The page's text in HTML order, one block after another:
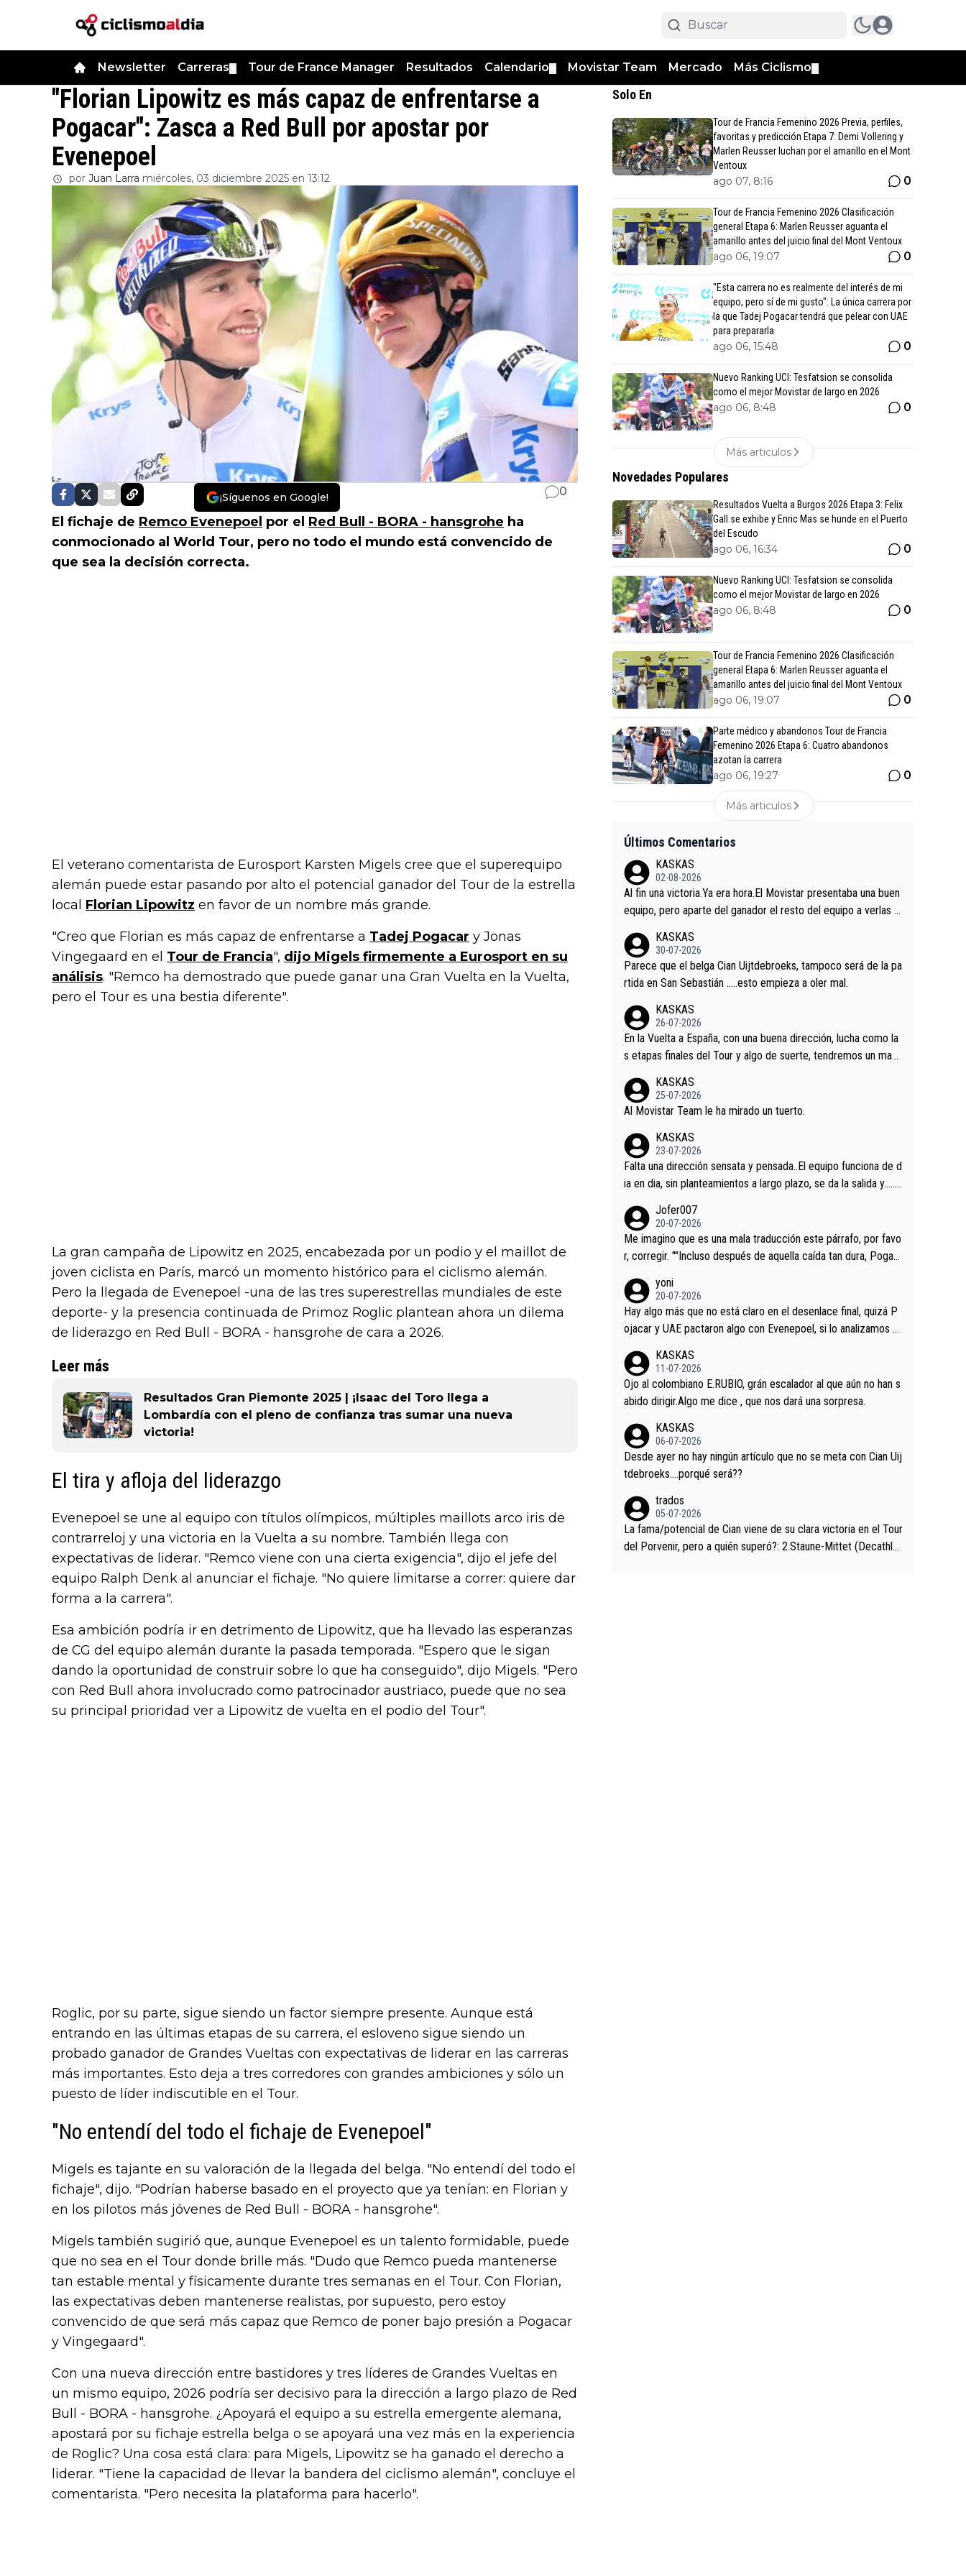
Newsletter Carreras Tour de France Manager Resultados Calendario Movistar Team Mercado Más Ciclismo
"Florian Lipowitz es más capaz de enfrentarse a
Pogacar": Zasca a Red Bull por apostar por
Evenepoel
por Juan Larra miércoles, 03 diciembre 2025 en 13:12
¡Síguenos en Google! 0
El fichaje de Remco Evenepoel por el Red Bull - BORA - hansgrohe ha
conmocionado al World Tour, pero no todo el mundo está convencido de
que sea la decisión correcta.
El veterano comentarista de Eurosport Karsten Migels cree que el superequipo
alemán puede estar pasando por alto el potencial ganador del Tour de la estrella
local Florian Lipowitz en favor de un nombre más grande.
"Creo que Florian es más capaz de enfrentarse a Tadej Pogacar y Jonas
Vingegaard en el Tour de Francia", dijo Migels firmemente a Eurosport en su
análisis. "Remco ha demostrado que puede ganar una Gran Vuelta en la Vuelta,
pero el Tour es una bestia diferente".
La gran campaña de Lipowitz en 2025, encabezada por un podio y el maillot de
joven ciclista en París, marcó un momento histórico para el ciclismo alemán.
Pero la llegada de Evenepoel -una de las tres superestrellas mundiales de este
deporte- y la presencia continuada de Primoz Roglic plantean ahora un dilema
de liderazgo en Red Bull - BORA - hansgrohe de cara a 2026.
Leer más
Resultados Gran Piemonte 2025 | ¡Isaac del Toro llega a
Lombardía con el pleno de confianza tras sumar una nueva
victoria!
El tira y afloja del liderazgo
Evenepoel se une al equipo con títulos olímpicos, múltiples maillots arco iris de
contrarreloj y una victoria en la Vuelta a su nombre. También llega con
expectativas de liderar. "Remco viene con una cierta exigencia", dijo el jefe del
equipo Ralph Denk al anunciar el fichaje. "No quiere limitarse a correr: quiere dar
forma a la carrera".
Esa ambición podría ir en detrimento de Lipowitz, que ha llevado las esperanzas
de CG del equipo alemán durante la pasada temporada. "Espero que le sigan
dando la oportunidad de construir sobre lo que ha conseguido", dijo Migels. "Pero
con Red Bull ahora involucrado como patrocinador austriaco, puede que no sea
su principal prioridad ver a Lipowitz de vuelta en el podio del Tour".
Roglic, por su parte, sigue siendo un factor siempre presente. Aunque está
entrando en las últimas etapas de su carrera, el esloveno sigue siendo un
probado ganador de Grandes Vueltas con expectativas de liderar en las carreras
más importantes. Esto deja a tres corredores con grandes ambiciones y sólo un
puesto de líder indiscutible en el Tour.
"No entendí del todo el fichaje de Evenepoel"
Migels es tajante en su valoración de la llegada del belga. "No entendí del todo el
fichaje", dijo. "Podrían haberse basado en el proyecto que ya tenían: en Florian y
en los pilotos más jóvenes de Red Bull - BORA - hansgrohe".
Migels también sugirió que, aunque Evenepoel es un talento formidable, puede
que no sea en el Tour donde brille más. "Dudo que Remco pueda mantenerse
tan estable mental y físicamente durante tres semanas en el Tour. Con Florian,
las expectativas deben mantenerse realistas, por supuesto, pero estoy
convencido de que será más capaz que Remco de poner bajo presión a Pogacar
y Vingegaard".
Con una nueva dirección entre bastidores y tres líderes de Grandes Vueltas en
un mismo equipo, 2026 podría ser decisivo para la dirección a largo plazo de Red
Bull - BORA - hansgrohe. ¿Apoyará el equipo a su estrella emergente alemana,
apostará por su fichaje estrella belga o se apoyará una vez más en la experiencia
de Roglic? Una cosa está clara: para Migels, Lipowitz se ha ganado el derecho a
liderar. "Tiene la capacidad de llevar la bandera del ciclismo alemán", concluye el
comentarista. "Pero necesita la plataforma para hacerlo".
Solo En
Tour de Francia Femenino 2026 Previa, perfiles,
favoritas y predicción Etapa 7: Demi Vollering y
Marlen Reusser luchan por el amarillo en el Mont
Ventoux
ago 07, 8:16 0
Tour de Francia Femenino 2026 Clasificación
general Etapa 6: Marlen Reusser aguanta el
amarillo antes del juicio final del Mont Ventoux
ago 06, 19:07 0
"Esta carrera no es realmente del interés de mi
equipo, pero sí de mi gusto": La única carrera por
la que Tadej Pogacar tendrá que pelear con UAE
para prepararla
ago 06, 15:48 0
Nuevo Ranking UCI: Tesfatsion se consolida
como el mejor Movistar de largo en 2026
ago 06, 8:48 0
Más articulos
Novedades Populares
Resultados Vuelta a Burgos 2026 Etapa 3: Felix
Gall se exhibe y Enric Mas se hunde en el Puerto
del Escudo
ago 06, 16:34 0
Nuevo Ranking UCI: Tesfatsion se consolida
como el mejor Movistar de largo en 2026
ago 06, 8:48 0
Tour de Francia Femenino 2026 Clasificación
general Etapa 6: Marlen Reusser aguanta el
amarillo antes del juicio final del Mont Ventoux
ago 06, 19:07 0
Parte médico y abandonos Tour de Francia
Femenino 2026 Etapa 6: Cuatro abandonos
azotan la carrera
ago 06, 19:27 0
Más articulos
Últimos Comentarios
KASKAS
02-08-2026
Al fin una victoria.Ya era hora.El Movistar presentaba una buen
equipo, pero aparte del ganador el resto del equipo a verlas v
es.La única buena noticia es la mejoría de Enric Más en San S
ebastian.Si en la Vuelta a Burgos sigue la mejoría, podríamos t
ener alguna sorpresa en la Vuelta.Ojalá.
KASKAS
30-07-2026
Parece que el belga Cian Uijtdebroeks, tampoco será de la pa
rtida en San Sebastián …..esto empieza a oler mal.
KASKAS
26-07-2026
En la Vuelta a España, con una buena dirección, lucha como la
s etapas finales del Tour y algo de suerte, tendremos un magn
KASKAS
25-07-2026
Al Movistar Team le ha mirado un tuerto.
KASKAS
23-07-2026
Falta una dirección sensata y pensada..El equipo funciona de d
ia en dia, sin planteamientos a largo plazo, se da la salida y…..v
a, Minguez, Velez etc etc.Me da pena vivir estos momentos t
an tristes sin victorias.
Jofer007
20-07-2026
Me imagino que es una mala traducción este párrafo, por favo
r, corregir. ""Incluso después de aquella caída tan dura, Pogac
rd permaneció pegado a su rueda. Parecía increíble la forma
en la que era capaz de controlar el miedo", recordó."
yoni
20-07-2026
Hay algo más que no está claro en el desenlace final, quizá P
ojacar y UAE pactaron algo con Evenepoel, si lo analizamos P
casi sin pedalear, luego está el saludo con Evenepoel dándose
la mano de una manera muy fraternal, más allá de los típicos t
oques en el hombro con que saludaba a Vingegard. Ahí hubo u
o aprieta, a ver si por querer poner a Del Toro con calzador e
n posición de podio UAE y Pojacar se van complicar el tour.
KASKAS
11-07-2026
Ojo al colombiano E.RUBIO, grán escalador al que aún no han s
abido dirigir.Algo me dice , que nos dará una sorpresa.
KASKAS
06-07-2026
Desde ayer no hay ningún artículo que no se meta con Cian Uij
tdebroeks….porqué será??
trados
05-07-2026
La fama/potencial de Cian viene de su clara victoria en el Tour
del Porvenir, pero a quién superó?: 2.Staune-Mittet (Decathlo